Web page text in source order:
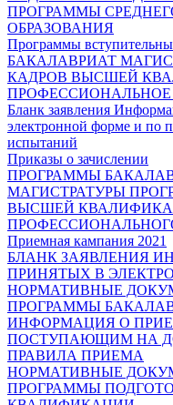
ПРОГРАММЫ
ОБРАЗОВАНИЯ
Программы
БАКАЛАВРИАТ
КАДРОВ ВЫСШЕЙ
ПРОФЕССИОНАЛЬНОЕ
Бланк заявления
электронной форме и по
испытаний
Приказы о зачислении
ПРОГРАММЫ
МАГИСТРАТУРЫ
ВЫСШЕЙ
Приемная кампания 2021
БЛАНК ЗАЯВЛЕНИЯ
ПРИНЯТЫХ В
НОРМАТИВНЫЕ
ПРОГРАММЫ
ИНФОРМАЦИЯ О
ПОСТУПАЮЩИМ НА
ПРАВИЛА ПРИЕМА
НОРМАТИВНЫЕ
ПРОГРАММЫ